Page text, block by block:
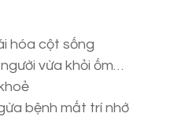
hóa cột sống
vừa khỏi ốm…
bệnh mất trí nhớ